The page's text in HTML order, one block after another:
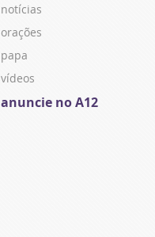
notícias
orações
papa
vídeos
anuncie no A12